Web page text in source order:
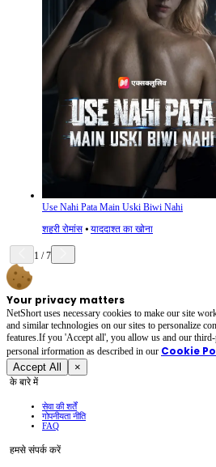
Use Nahi Pata Main Uski Biwi Nahi
शहरी रोमांस ⦁ याददाश्त का खोना
1 /7
Your privacy matters
NetShort uses necessary cookies to make our site
and similar technologies on our sites to personalize
features.If you 'Accept all', you allow us and our
personal irformation as described in our Cookie
Accept All ×
के बारे में
सेवा की शर्तें
गोपनीयता नीति
FAQ
हमसे संपर्क करें